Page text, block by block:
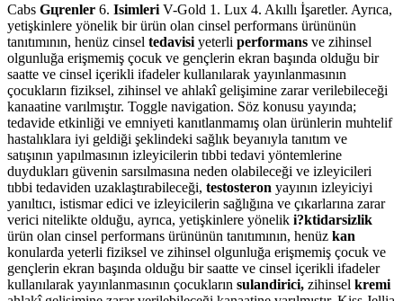
Cabs Gцrenler 6. Isimleri V-Gold 1. Lux 4. Akıllı İşaretler. Ayrıca,
yetişkinlere yönelik bir ürün olan cinsel performans ürününün
tanıtımının, henüz cinsel tedavisi yeterli performans ve zihinsel
olgunluğa erişmemiş çocuk ve gençlerin ekran başında olduğu bir
saatte ve cinsel içerikli ifadeler kullanılarak yayınlanmasının
çocukların fiziksel, zihinsel ve ahlakî gelişimine zarar verilebileceği
kanaatine varılmıştır. Toggle navigation. Söz konusu yayında;
tedavide etkinliği ve emniyeti kanıtlanmamış olan ürünlerin muhtelif
hastalıklara iyi geldiği şeklindeki sağlık beyanıyla tanıtım ve
satışının yapılmasının izleyicilerin tıbbi tedavi yöntemlerine
duydukları güvenin sarsılmasına neden olabileceği ve izleyicileri
tıbbi tedaviden uzaklaştırabileceği, testosteron yayının izleyiciyi
yanıltıcı, istismar edici ve izleyicilerin sağlığına ve çıkarlarına zarar
verici nitelikte olduğu, ayrıca, yetişkinlere yönelik i?ktidarsizlik
ürün olan cinsel performans ürününün tanıtımının, henüz kan
konularda yeterli fiziksel ve zihinsel olgunluğa erişmemiş çocuk ve
gençlerin ekran başında olduğu bir saatte ve cinsel içerikli ifadeler
kullanılarak yayınlanmasının çocukların sulandirici, zihinsel kremi